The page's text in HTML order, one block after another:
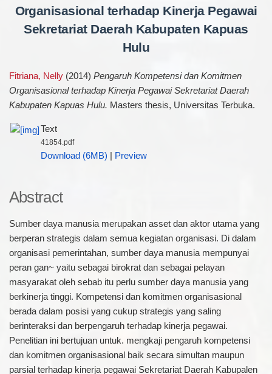
Organisasional terhadap Kinerja Pegawai
Sekretariat Daerah Kabupaten Kapuas
Hulu
Fitriana, Nelly(2014) Pengaruh Kompetensi dan Komitmen
Organisasional terhadap Kinerja Pegawai Sekretariat Daerah
Kabupaten Kapuas Hulu. Masters thesis, Universitas Terbuka.
Text
41854.pdf
Download (6MB) Preview
Abstract
Sumber daya manusia merupakan asset dan aktor utama yang
berperan strategis dalam semua kegiatan organisasi. Di dalam
organisasi pemerintahan, sumber daya manusia mempunyai
peran gan~ yaitu sebagai birokrat dan sebagai pelayan
masyarakat oleh sebab itu perlu sumber daya manusia yang
berkinerja tinggi. Kompetensi dan komitmen organisasional
berada dalam posisi yang cukup strategis yang saling
berinteraksi dan berpengaruh terhadap kinerja pegawai.
Penelitian ini bertujuan untuk. mengkaji pengaruh kompetensi
dan komitmen organisasional baik secara simultan maupun
parsial terhadap kinerja pegawai Sekretariat Daerah Kabupalen